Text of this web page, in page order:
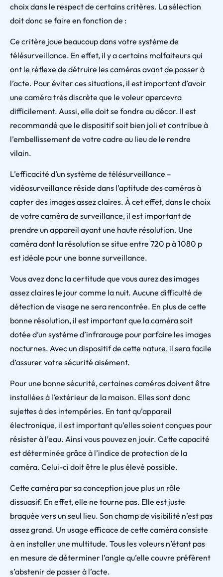
choix dans le respect de certains critères. La sélection
doit donc se faire en fonction de :
Ce critère joue beaucoup dans votre système de
télésurveillance. En effet, il y a certains malfaiteurs qui
ont le réflexe de détruire les caméras avant de passer à
l’acte. Pour éviter ces situations, il est important d’avoir
une caméra très discrète que le voleur apercevra
difficilement. Aussi, elle doit se fondre au décor. Il est
recommandé que le dispositif soit bien joli et contribue à
l’embellissement de votre cadre au lieu de le rendre
vilain.
L’efficacité d’un système de télésurveillance –
vidéosurveillance réside dans l’aptitude des caméras à
capter des images assez claires. À cet effet, dans le choix
de votre caméra de surveillance, il est important de
prendre un appareil ayant une haute résolution. Une
caméra dont la résolution se situe entre 720 p à 1080 p
est idéale pour une bonne surveillance.
Vous avez donc la certitude que vous aurez des images
assez claires le jour comme la nuit. Aucune difficulté de
détection de visage ne sera rencontrée. En plus de cette
bonne résolution, il est important que la caméra soit
dotée d’un système d’infrarouge pour parfaire les images
nocturnes. Avec un dispositif de cette nature, il sera facile
d’assurer votre sécurité aisément.
Pour une bonne sécurité, certaines caméras doivent être
installées à l’extérieur de la maison. Elles sont donc
sujettes à des intempéries. En tant qu’appareil
électronique, il est important qu’elles soient conçues pour
résister à l’eau. Ainsi vous pouvez en jouir. Cette capacité
est déterminée grâce à l’indice de protection de la
caméra. Celui-ci doit être le plus élevé possible.
Cette caméra par sa conception joue plus un rôle
dissuasif. En effet, elle ne tourne pas. Elle est juste
braquée vers un seul lieu. Son champ de visibilité n’est pas
assez grand. Un usage efficace de cette caméra consiste
à en installer une multitude. Tous les voleurs n’étant pas
en mesure de déterminer l’angle qu’elle couvre préfèrent
s’abstenir de passer à l’acte.